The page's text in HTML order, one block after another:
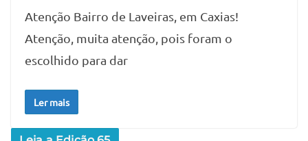
Atenção Bairro de Laveiras, em Caxias!
Atenção, muita atenção, pois foram o
escolhido para dar
Ler mais